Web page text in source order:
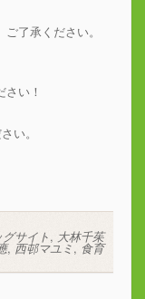
了承ください。
い！
い。
グサイト, 大林千茱
, 西邨マユミ, 食育